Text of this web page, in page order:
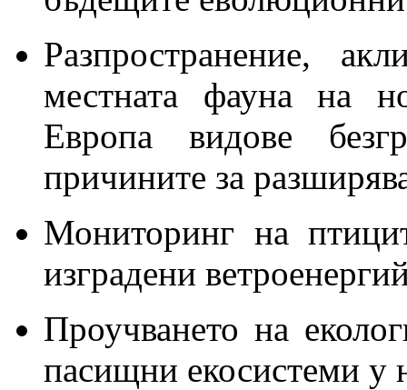
Разпространение,
местната фауна на
Европа видове
причините за
Мониторинг на
изградени
Проучването на
пасищни екосистеми у